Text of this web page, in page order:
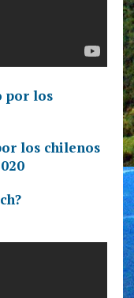
los chilenos